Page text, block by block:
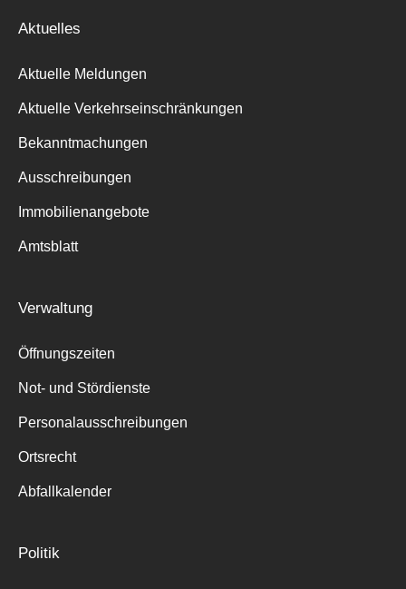
Aktuelles
Aktuelle Meldungen
Aktuelle Verkehrseinschränkungen
Bekanntmachungen
Ausschreibungen
Immobilienangebote
Amtsblatt
Verwaltung
Öffnungszeiten
Not- und Stördienste
Personalausschreibungen
Ortsrecht
Abfallkalender
Politik